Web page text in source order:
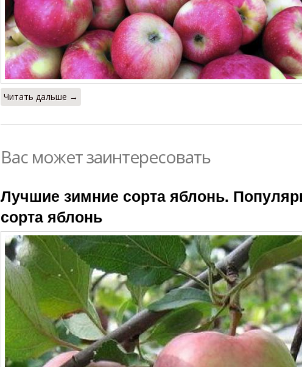
Читать дальше →
Вас может заинтересовать
Лучшие зимние сорта яблонь.
сорта яблонь